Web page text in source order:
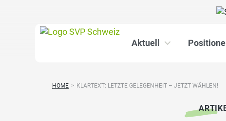
Aktuell
HOME > KLARTEXT: LETZTE GELEGENHEIT – JETZT WÄHLEN!